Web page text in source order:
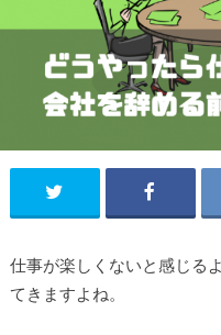
仕事が楽しくないと感じる
てきますよね。